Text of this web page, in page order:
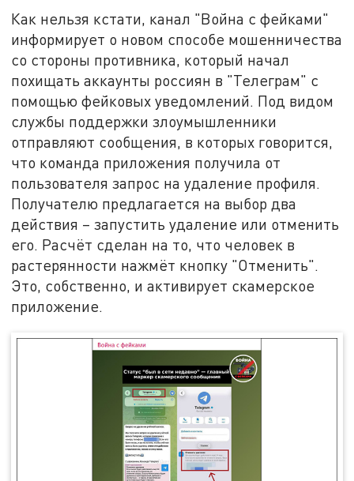
Как нельзя кстати, канал "Война с фейками"
информирует о новом способе мошенничества
со стороны противника, который начал
похищать аккаунты россиян в "Телеграм" с
помощью фейковых уведомлений. Под видом
службы поддержки злоумышленники
отправляют сообщения, в которых говорится,
что команда приложения получила от
пользователя запрос на удаление профиля.
Получателю предлагается на выбор два
действия – запустить удаление или отменить
его. Расчёт сделан на то, что человек в
растерянности нажмёт кнопку "Отменить".
Это, собственно, и активирует скамерское
приложение.